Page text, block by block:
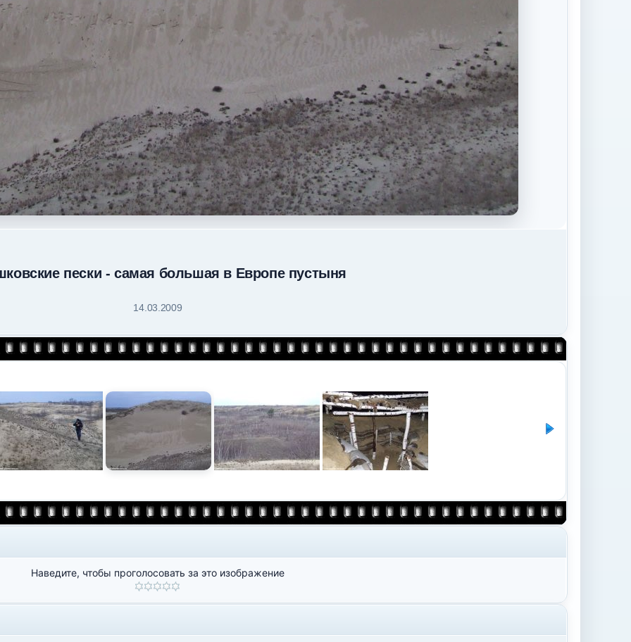
пески - самая большая в Европе пустыня
14.03.2009
Наведите, чтобы проголосовать за это изображение